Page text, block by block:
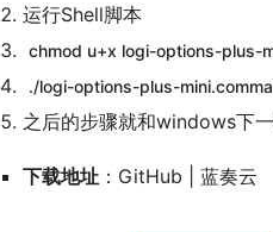
运行Shell脚本
chmod u+x logi-options-plus-
./logi-options-plus-
之后的步骤就和windows下一
下载地址 ： GitHub 蓝奏云